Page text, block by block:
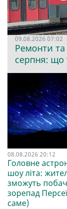
09.08.2026 07:02
Ремонти та
серпня: що
08.08.2026 20:12
Головне
шоу літа:
зможуть
зорепад
саме)